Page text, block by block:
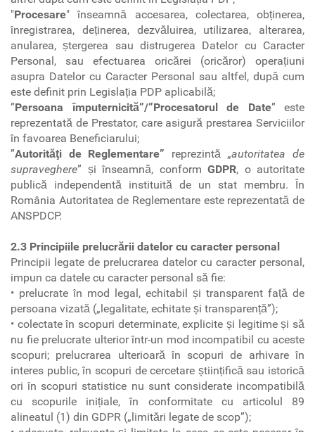
"Procesare" înseamnă accesarea, colectarea, obținerea,
înregistrarea, deținerea, dezvăluirea, utilizarea, alterarea,
anularea, ștergerea sau distrugerea Datelor cu Caracter
Personal, sau efectuarea oricărei (oricăror) operațiuni
asupra Datelor cu Caracter Personal sau altfel, după cum
este definit prin Legislația PDP aplicabilă;
”Persoana împuternicită”/”Procesatorul de Date” este
reprezentată de Prestator, care asigură prestarea Serviciilor
în favoarea Beneficiarului;
”Autorităţi de Reglementare” reprezintă „autoritatea de
supraveghere” și înseamnă, conform GDPR, o autoritate
publică independentă instituită de un stat membru. În
România Autoritatea de Reglementare este reprezentată de
ANSPDCP.
2.3 Principiile prelucrării datelor cu caracter personal
Principii legate de prelucrarea datelor cu caracter personal,
impun ca datele cu caracter personal să fie:
• prelucrate în mod legal, echitabil și transparent față de
persoana vizată („legalitate, echitate și transparență”);
• colectate în scopuri determinate, explicite și legitime și să
nu fie prelucrate ulterior într-un mod incompatibil cu aceste
scopuri; prelucrarea ulterioară în scopuri de arhivare în
interes public, în scopuri de cercetare științifică sau istorică
ori în scopuri statistice nu sunt considerate incompatibilă
cu scopurile inițiale, în conformitate cu articolul 89
alineatul (1) din GDPR („limitări legate de scop”);